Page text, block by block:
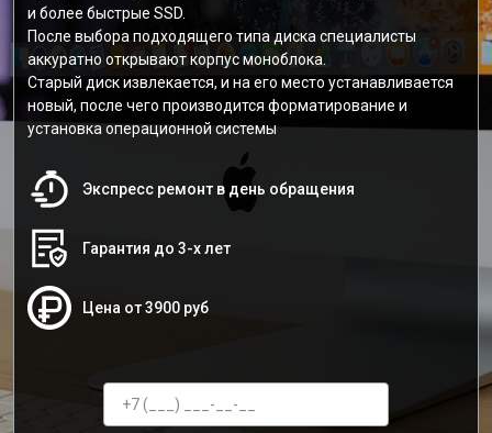
и более быстрые SSD.
После выбора подходящего типа диска специалисты
аккуратно открывают корпус моноблока.
Старый диск извлекается, и на его место устанавливается
новый, после чего производится форматирование и
установка операционной системы
Экспресс ремонт в день обращения
Гарантия до 3-х лет
Цена от 3900 руб